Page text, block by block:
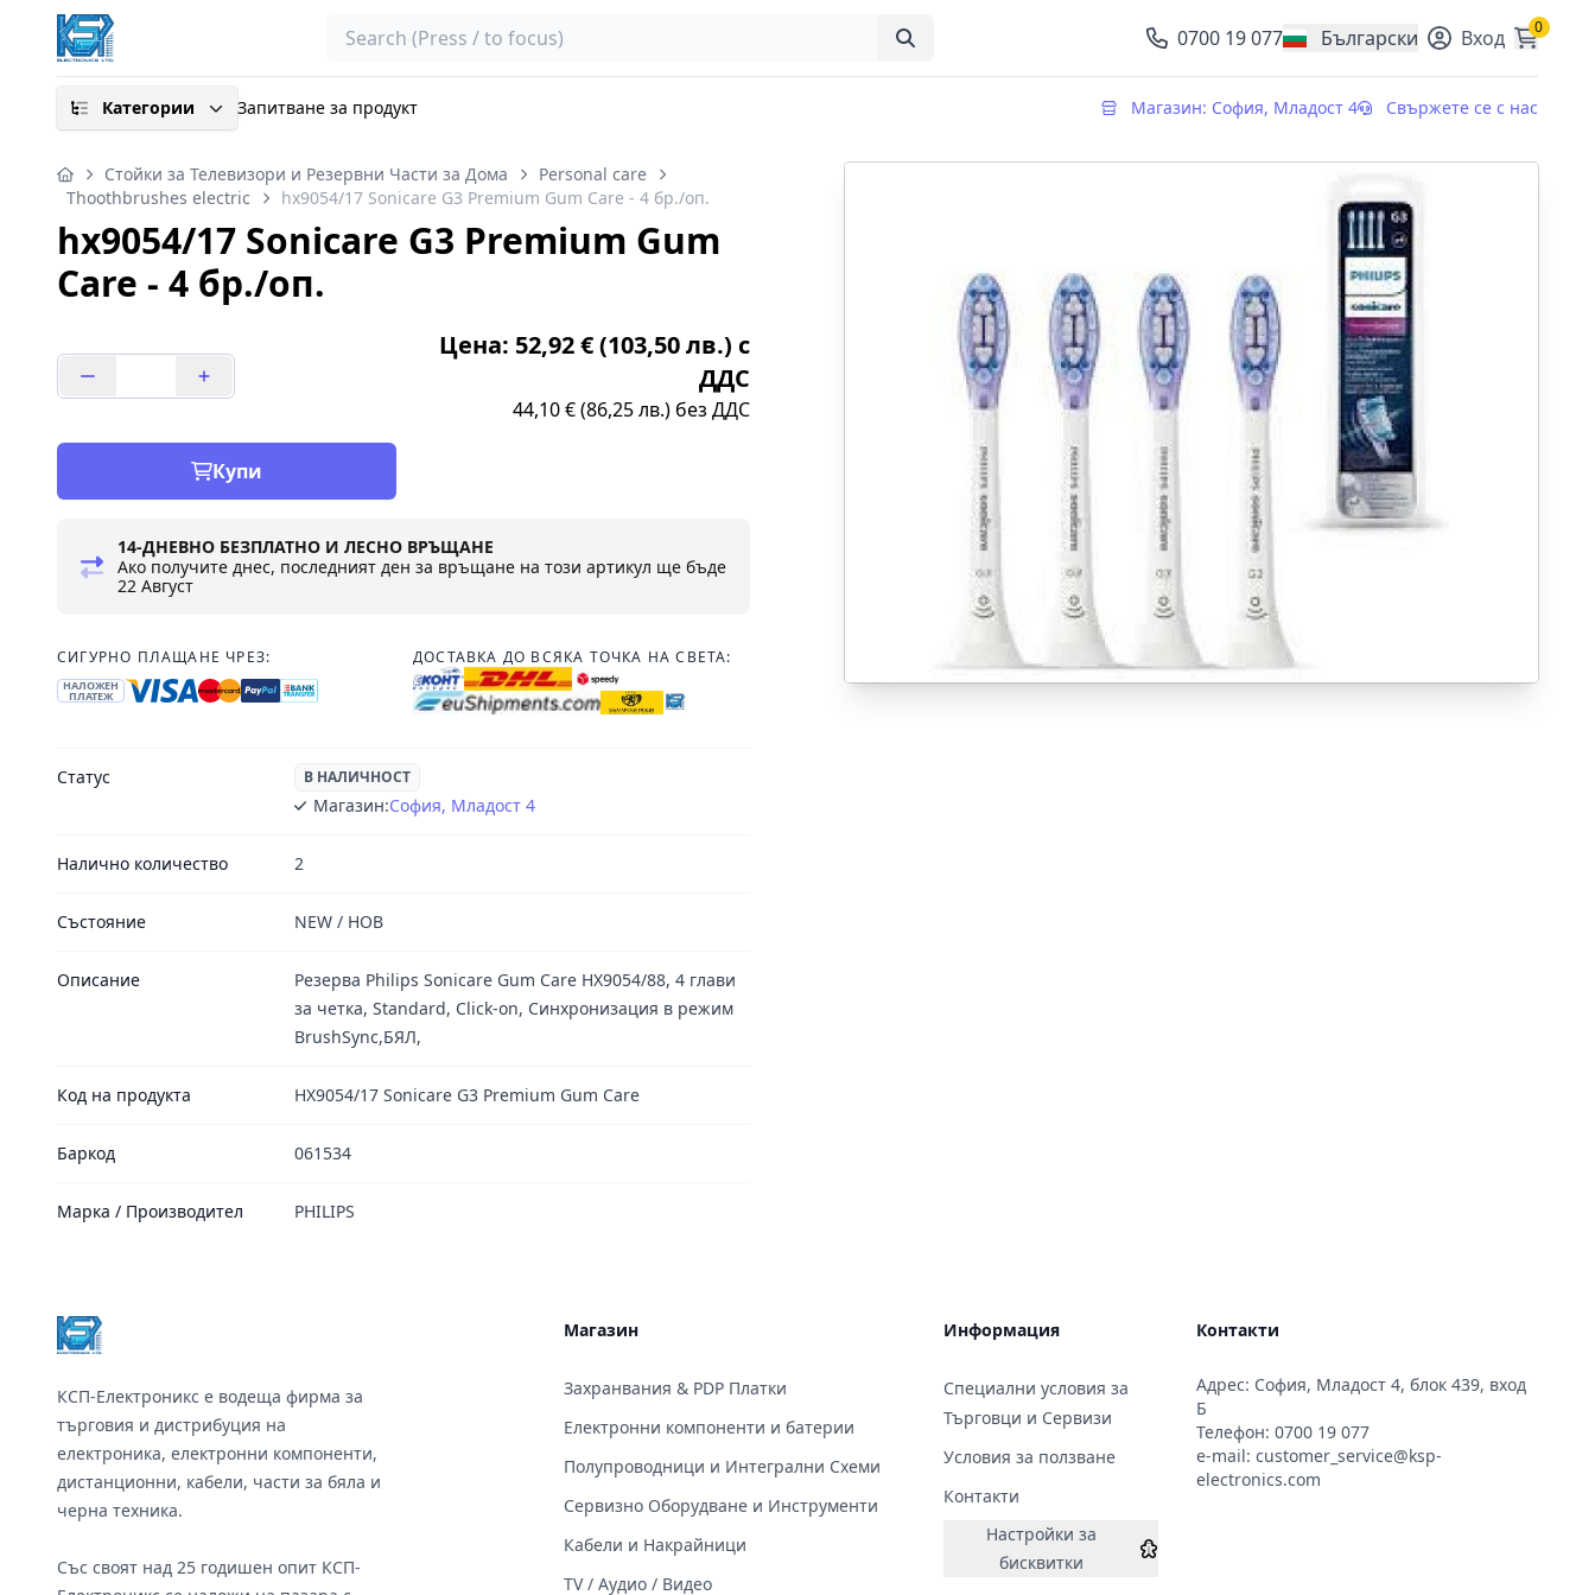
Search 0700 19 077 Български
, change currency Вход 0
Категории Запитване за продукт Магазин: София, Младост 4 Свържете се с нас
Стойки за Телевизори и Резервни Части за Дома
Personal care
Thoothbrushes electric
hx9054/17 Sonicare G3 Premium Gum Care - 4 бр./оп.
hx9054/17 Sonicare G3 Premium Gum
Care - 4 бр./оп.
Цена: 52,92 € (103,50 лв.) с
ДДС
44,10 € (86,25 лв.) без ДДС
Купи
14-ДНЕВНО БЕЗПЛАТНО И ЛЕСНО ВРЪЩАНЕ
Ако получите днес, последният ден за връщане на този артикул ще бъде
22 Август
СИГУРНО ПЛАЩАНЕ ЧРЕЗ:
НАЛОЖЕН
ПЛАТЕЖ
ДОСТАВКА ДО ВСЯКА ТОЧКА НА СВЕТА:
Статус В НАЛИЧНОСТ
Магазин:София, Младост 4
Налично количество 2
Състояние NEW / НОВ
Описание
Резерва Philips Sonicare Gum Care HX9054/88, 4 глави
за четка, Standard, Click-on, Синхронизация в режим
BrushSync,БЯЛ,
Код на продукта HX9054/17 Sonicare G3 Premium Gum Care
Баркод 061534
Марка / Производител PHILIPS
КСП-Електроникс е водеща фирма за
търговия и дистрибуция на
електроника, електронни компоненти,
дистанционни, кабели, части за бяла и
черна техника.
Със своят над 25 годишен опит КСП-
Магазин
Захранвания & PDP Платки
Електронни компоненти и батерии
Полупроводници и Интегрални Схеми
Сервизно Оборудване и Инструменти
Кабели и Накрайници
TV / Аудио / Видео
Информация
Специални условия за
Търговци и Сервизи
Условия за ползване
Контакти
Настройки за
бисквитки
Контакти
Адрес: София, Младост 4, блок 439, вход
Б
Телефон: 0700 19 077
e-mail: customer_service@ksp-
electronics.com